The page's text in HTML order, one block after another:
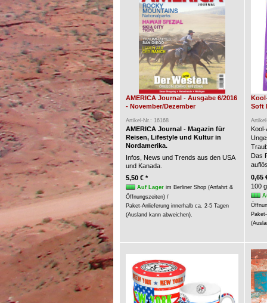
AMERICA Journal - Ausgabe 6/2016
- November/Dezember
Artikel-Nr.: 16168
AMERICA Journal - Magazin für
Reisen, Lifestyle und Kultur in
Nordamerika.
Infos, News und Trends aus den USA
und Kanada.
5,50 € *
Auf Lagerim Berliner Shop (Anfahrt &
Öffnungszeiten) /
Paket-Anlieferung innerhalb ca. 2-5 Tagen
(Ausland kann abweichen).
Soft
Das
0,65
100